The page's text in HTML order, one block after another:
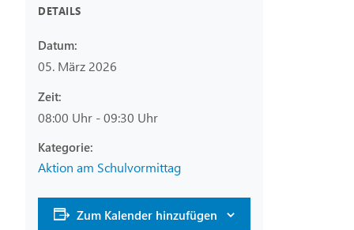
DETAILS
Datum:
05. März 2026
Zeit:
08:00 Uhr - 09:30 Uhr
Aktion am Schulvormittag
Zum Kalender hinzufügen